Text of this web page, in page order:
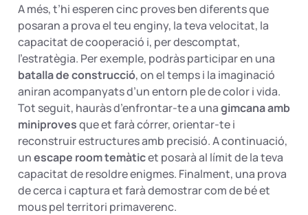
A més, t’hi esperen cinc proves ben diferents que
posaran a prova el teu enginy, la teva velocitat, la
capacitat de cooperació i, per descomptat,
l’estratègia. Per exemple, podràs participar en una
batalla de construcció, on el temps i la imaginació
aniran acompanyats d’un entorn ple de color i vida.
Tot seguit, hauràs d’enfrontar-te a unagimcana amb
miniprovesque et farà córrer, orientar-te i
reconstruir estructures amb precisió. A continuació,
unescape room temàticet posarà al límit de la teva
capacitat de resoldre enigmes. Finalment, una prova
de cerca i captura et farà demostrar com de bé et
mous pel territori primaverenc.